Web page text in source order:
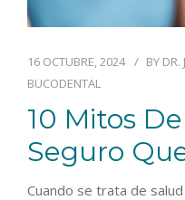
16 OCTUBRE, 2024 BY DR.
BUCODENTAL
10 Mitos
Seguro
Cuando se trata de